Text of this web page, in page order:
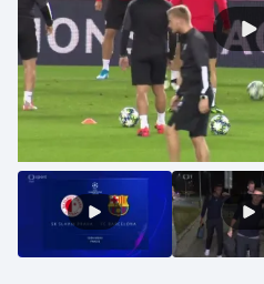
Motorsport
Olympijské hry
Plavání
Plážový volejbal